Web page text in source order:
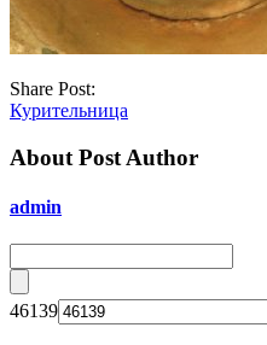
Share Post:
Курительница
About Post Author
admin
46139